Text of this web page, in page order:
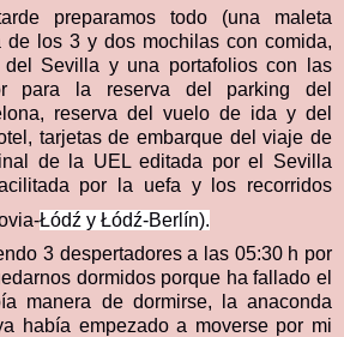
preparamos todo (una maleta
de los 3 y dos mochilas con comida,
del Sevilla y una portafolios con las
para la reserva del parking del
reserva del vuelo de ida y del
tarjetas de embarque del viaje de
de la UEL editada por el Sevilla
por la uefa y los recorridos
Łódź y Łódź-Berlín).
3 despertadores a las 05:30 h por
dormidos porque ha fallado el
manera de dormirse, la anaconda
había empezado a moverse por mi